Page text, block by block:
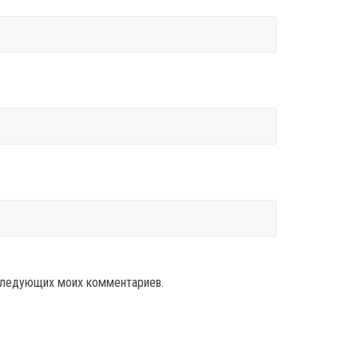
моих комментариев.